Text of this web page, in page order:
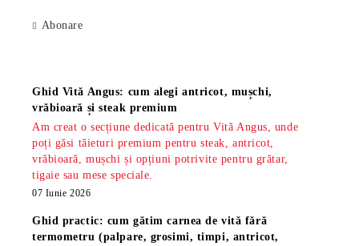
Abonare
Ghid Vită Angus: cum alegi antricot, mușchi,
vrăbioară și steak premium
Am creat o secțiune dedicată pentru Vită Angus, unde
poți găsi tăieturi premium pentru steak, antricot,
vrăbioară, mușchi și opțiuni potrivite pentru grătar,
tigaie sau mese speciale.
07 Iunie 2026
Ghid practic: cum gătim carnea de vită fără
termometru (palpare, grosimi, timpi, antricot,